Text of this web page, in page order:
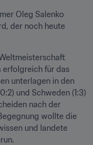
Oleg Salenko
der noch heute
erfolgreich für das
unterlagen in den
und Schweden (1:3)
nach der
und landete